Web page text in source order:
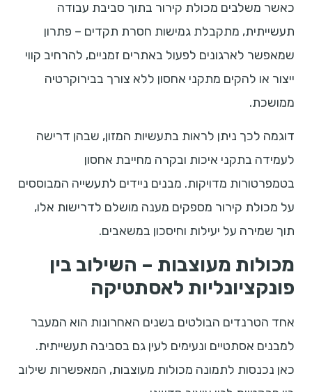
כאשר משלבים מכולת קירור בתוך סביבת עבודה
תעשייתית, מתקבלת גמישות חסרת תקדים – פתרון
שמאפשר לארגונים לפעול באתרים זמניים, להרחיב קווי
ייצור או להקים מתקני אחסון ללא צורך בבירוקרטיה
ממושכת.
דוגמה לכך ניתן לראות בתעשיות המזון, שבהן דרישה
לעמידה בתקני איכות ובקרה מחייבת אחסון
בטמפרטורות מדויקות. מבנים ניידים לתעשייה המבוססים
על מכולת קירור מספקים מענה מושלם לדרישות אלו,
תוך שמירה על יעילות וחיסכון במשאבים.
מכולות מעוצבות – השילוב בין
פונקציונליות לאסתטיקה
אחד הטרנדים הבולטים בשנים האחרונות הוא המעבר
למבנים אסתטיים ונעימים לעין גם בסביבה תעשייתית.
כאן נכנסות לתמונה מכולות מעוצבות, המאפשרות שילוב